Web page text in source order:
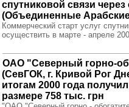
спутниковой связи
(Объединенные
Коммерческий старт услуг
осуществить в марте - апреле
ОАО "Северный горно-
(СевГОК, г. Кривой Рог
итогам 2000 года
размере 758 тыс. грн